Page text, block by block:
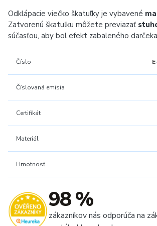
Odklápacie viečko škatuľky je vybavené
Zatvorenú škatuľku môžete previazať
súčasťou, aby bol efekt zabaleného
Číslo
Číslovaná emisia
Certifikát
Materiál
Hmotnosť
98 %
zákazníkov nás odporúča na